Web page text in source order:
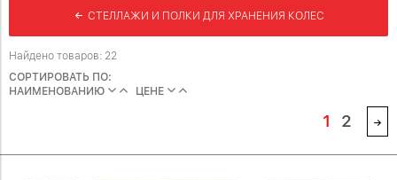
СТЕЛЛАЖИ И ПОЛКИ ДЛЯ ХРАНЕНИЯ КОЛЕС
Найдено товаров: 22
СОРТИРОВАТЬ ПО:
НАИМЕНОВАНИЮ
ЦЕНЕ
1 2